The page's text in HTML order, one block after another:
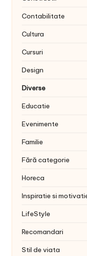
Contabilitate
Cultura
Cursuri
Design
Diverse
Educatie
Evenimente
Familie
Fără categorie
Horeca
Inspiratie si
LifeStyle
Recomandari
Stil de viata